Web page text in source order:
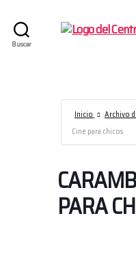
Buscar
Inicio Archivo
Cine para chicos
PARA